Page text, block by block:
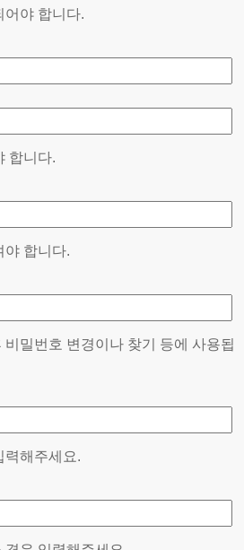
어야 합니다.
합니다.
야 합니다.
밀번호 변경이나 찾기 등에 사용됩
력해주세요.